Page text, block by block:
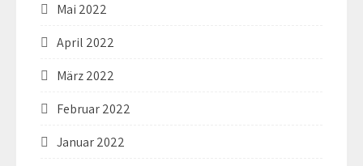
Mai 2022
April 2022
März 2022
Februar 2022
Januar 2022